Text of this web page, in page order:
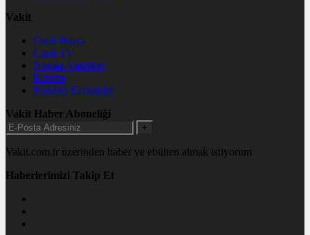
Vakit
Canlı Borsa
Canlı TV
Namaz Vakitleri
Eczane
Nöbetçi Eczaneler
Vakit Haber Aboneliği
+
Vakit.com.tr üzerinden haber ve ebülten almak istiyorum
Haberlerimizi Takip Et